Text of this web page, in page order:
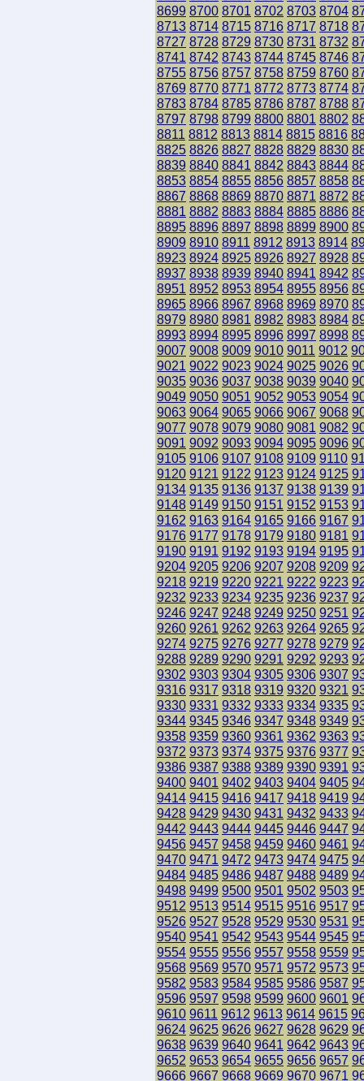
8699 8700 8701 8702 8703 8704
8713 8714 8715 8716 8717 8718
8727 8728 8729 8730 8731 8732
8741 8742 8743 8744 8745 8746
8755 8756 8757 8758 8759 8760
8769 8770 8771 8772 8773 8774
8783 8784 8785 8786 8787 8788
8797 8798 8799 8800 8801 8802
8811 8812 8813 8814 8815 8816
8825 8826 8827 8828 8829 8830
8839 8840 8841 8842 8843 8844
8853 8854 8855 8856 8857 8858
8867 8868 8869 8870 8871 8872
8881 8882 8883 8884 8885 8886
8895 8896 8897 8898 8899 8900
8909 8910 8911 8912 8913 8914
8923 8924 8925 8926 8927 8928
8937 8938 8939 8940 8941 8942
8951 8952 8953 8954 8955 8956
8965 8966 8967 8968 8969 8970
8979 8980 8981 8982 8983 8984
8993 8994 8995 8996 8997 8998
9007 9008 9009 9010 9011 9012
9021 9022 9023 9024 9025 9026
9035 9036 9037 9038 9039 9040
9049 9050 9051 9052 9053 9054
9063 9064 9065 9066 9067 9068
9077 9078 9079 9080 9081 9082
9091 9092 9093 9094 9095 9096
9105 9106 9107 9108 9109 9110
9120 9121 9122 9123 9124 9125
9134 9135 9136 9137 9138 9139
9148 9149 9150 9151 9152 9153
9162 9163 9164 9165 9166 9167
9176 9177 9178 9179 9180 9181
9190 9191 9192 9193 9194 9195
9204 9205 9206 9207 9208 9209
9218 9219 9220 9221 9222 9223
9232 9233 9234 9235 9236 9237
9246 9247 9248 9249 9250 9251
9260 9261 9262 9263 9264 9265
9274 9275 9276 9277 9278 9279
9288 9289 9290 9291 9292 9293
9302 9303 9304 9305 9306 9307
9316 9317 9318 9319 9320 9321
9330 9331 9332 9333 9334 9335
9344 9345 9346 9347 9348 9349
9358 9359 9360 9361 9362 9363
9372 9373 9374 9375 9376 9377
9386 9387 9388 9389 9390 9391
9400 9401 9402 9403 9404 9405
9414 9415 9416 9417 9418 9419
9428 9429 9430 9431 9432 9433
9442 9443 9444 9445 9446 9447
9456 9457 9458 9459 9460 9461
9470 9471 9472 9473 9474 9475
9484 9485 9486 9487 9488 9489
9498 9499 9500 9501 9502 9503
9512 9513 9514 9515 9516 9517
9526 9527 9528 9529 9530 9531
9540 9541 9542 9543 9544 9545
9554 9555 9556 9557 9558 9559
9568 9569 9570 9571 9572 9573
9582 9583 9584 9585 9586 9587
9596 9597 9598 9599 9600 9601
9610 9611 9612 9613 9614 9615
9624 9625 9626 9627 9628 9629
9638 9639 9640 9641 9642 9643
9652 9653 9654 9655 9656 9657
9666 9667 9668 9669 9670 9671